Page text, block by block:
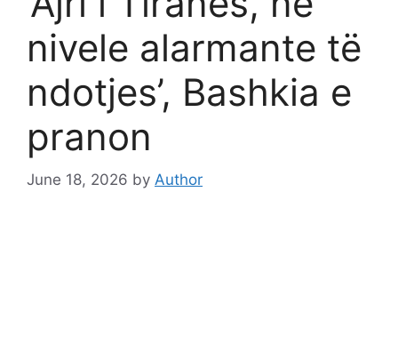
nivele alarmante të
ndotjes’, Bashkia e
pranon
June 18, 2026 by Author